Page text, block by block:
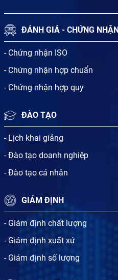
ĐÁNH GIÁ - CHỨNG NHẬN
- Chứng nhận ISO
- Chứng nhận hợp chuẩn
- Chứng nhận hợp quy
ĐÀO TẠO
- Lịch khai giảng
- Đào tạo doanh nghiệp
- Đào tạo cá nhân
GIÁM ĐỊNH
- Giám định chất lượng
- Giám định xuất xứ
- Giám định số lượng